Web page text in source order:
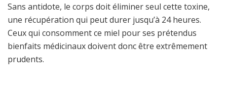
Sans antidote, le corps doit éliminer seul cette toxine,
une récupération qui peut durer jusqu’à 24 heures.
Ceux qui consomment ce miel pour ses prétendus
bienfaits médicinaux doivent donc être extrêmement
prudents.